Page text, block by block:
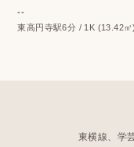
--
東高円寺駅6分 / 1K (13.42㎡)
東横線、学